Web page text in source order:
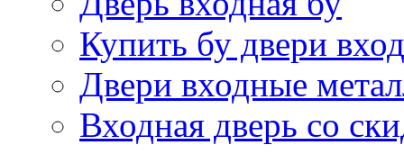
Купить бу двери
Двери входные
Входная дверь со